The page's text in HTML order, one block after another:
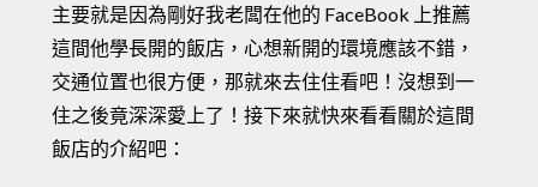
主要就是因為剛好我老闆在他的 FaceBook 上推薦
這間他學長開的飯店，心想新開的環境應該不錯，
交通位置也很方便，那就來去住住看吧！沒想到一
住之後竟深深愛上了！接下來就快來看看關於這間
飯店的介紹吧：